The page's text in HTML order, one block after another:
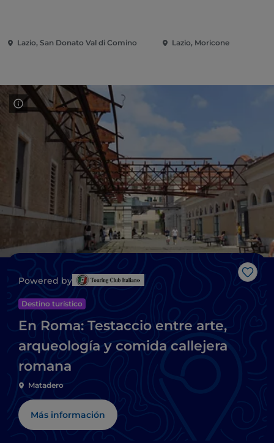
Lazio, San Donato Val di Comino Lazio, Moricone
Me
Powered by
Destino turístico
En Roma: Testaccio entre arte,
arqueología y comida callejera
romana
Matadero
Más información